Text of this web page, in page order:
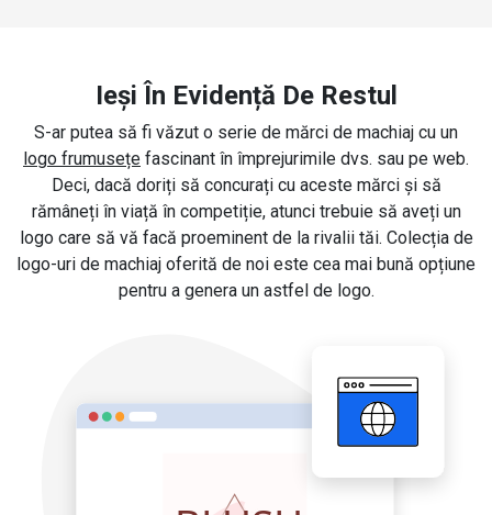
Ieși În Evidență De Restul
S-ar putea să fi văzut o serie de mărci de machiaj cu un
logo frumusețe fascinant în împrejurimile dvs. sau pe web.
Deci, dacă doriți să concurați cu aceste mărci și să
rămâneți în viață în competiție, atunci trebuie să aveți un
logo care să vă facă proeminent de la rivalii tăi. Colecția de
logo-uri de machiaj oferită de noi este cea mai bună opțiune
pentru a genera un astfel de logo.